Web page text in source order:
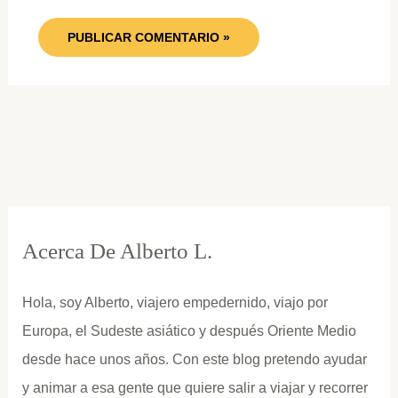
Acerca De Alberto L.
Hola, soy Alberto, viajero empedernido, viajo por
Europa, el Sudeste asiático y después Oriente Medio
desde hace unos años. Con este blog pretendo ayudar
y animar a esa gente que quiere salir a viajar y recorrer